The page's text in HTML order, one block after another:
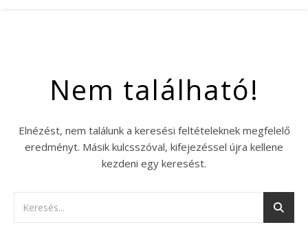
Nem található!
Elnézést, nem találunk a keresési feltételeknek megfelelő
eredményt. Másik kulcsszóval, kifejezéssel újra kellene
kezdeni egy keresést.